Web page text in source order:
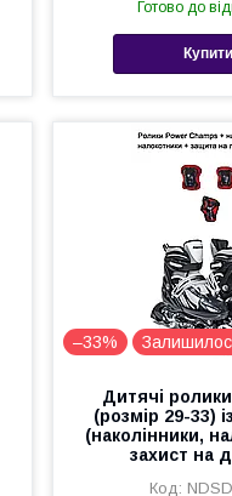
Готово до
Купити
–33%
Дитячі
(розмір 29-33)
(наколінники,
захист на